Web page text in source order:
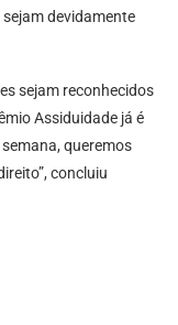
devidamente
sejam reconhecidos
Assiduidade já é
queremos
concluiu